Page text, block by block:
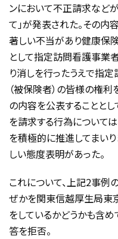
ンにおいて不正請求など
て」が発表された。その
著しい不当があり健康保
として指定訪問看護事業
り消しを行ったうえで指
（被保険者）の皆様の権
の内容を公表することとし
を請求する行為について
を積極的に推進してまいり
しい態度表明があった。
これについて、上記2事例
ぜかを関東信越厚生局東
をしているかどうかも含め
答を拒否。